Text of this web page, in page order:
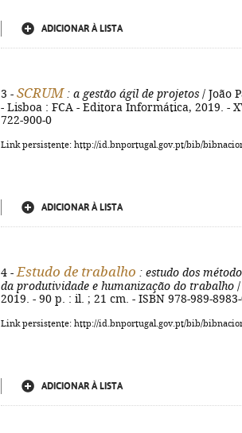
ADICIONAR À LISTA
3 - SCRUM : a gestão ágil de projetos / João
- Lisboa : FCA - Editora Informática, 2019. -
722-900-0
Link persistente: http://id.bnportugal.gov.pt/bib/
ADICIONAR À LISTA
4 - Estudo de trabalho : estudo dos
da produtividade e humanização do trabalho
2019. - 90 p. : il. ; 21 cm. - ISBN 978-989-
Link persistente: http://id.bnportugal.gov.pt/bib/
ADICIONAR À LISTA